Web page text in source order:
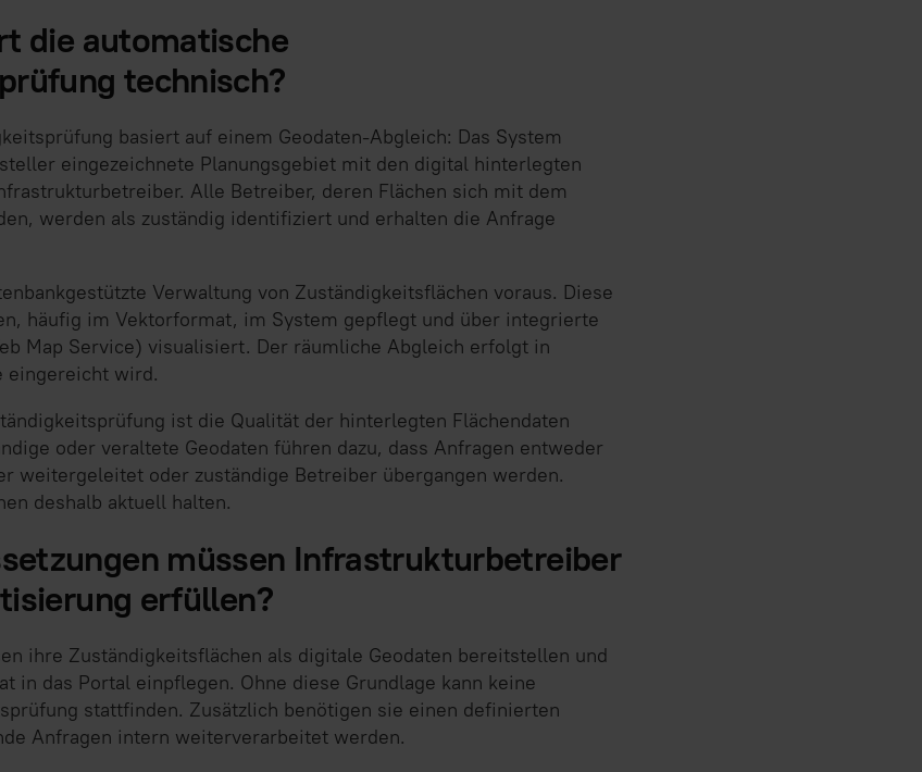
die automatische
technisch?
basiert auf einem Geodaten-Abgleich: Das System
eingezeichnete Planungsgebiet mit den digital hinterlegten
Alle Betreiber, deren Flächen sich mit dem
werden als zuständig identifiziert und erhalten die Anfrage
Verwaltung von Zuständigkeitsflächen voraus. Diese
häufig im Vektorformat, im System gepflegt und über integrierte
Map Service) visualisiert. Der räumliche Abgleich erfolgt in
eingereicht wird.
ist die Qualität der hinterlegten Flächendaten
oder veraltete Geodaten führen dazu, dass Anfragen entweder
weitergeleitet oder zuständige Betreiber übergangen werden.
deshalb aktuell halten.
müssen Infrastrukturbetreiber
erfüllen?
ihre Zuständigkeitsflächen als digitale Geodaten bereitstellen und
in das Portal einpflegen. Ohne diese Grundlage kann keine
stattfinden. Zusätzlich benötigen sie einen definierten
Anfragen intern weiterverarbeitet werden.